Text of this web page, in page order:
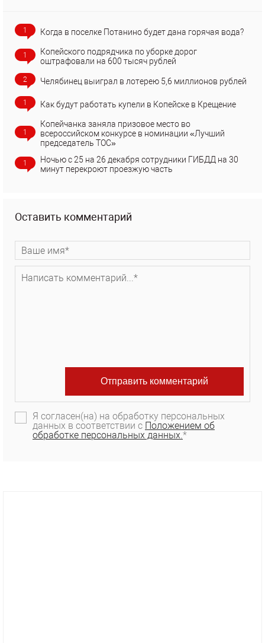
1 Когда в поселке Потанино будет дана горячая вода?
1
Копейского подрядчика по уборке дорог
оштрафовали на 600 тысяч рублей
2 Челябинец выиграл в лотерею 5,6 миллионов рублей
1 Как будут работать купели в Копейске в Крещение
1
Копейчанка заняла призовое место во
всероссийском конкурсе в номинации «Лучший
председатель ТОС»
1
Ночью с 25 на 26 декабря сотрудники ГИБДД на 30
минут перекроют проезжую часть
Оставить комментарий
Я согласен(на) на обработку персональных
данных в соответствии с Положением об
обработке персональных данных.*